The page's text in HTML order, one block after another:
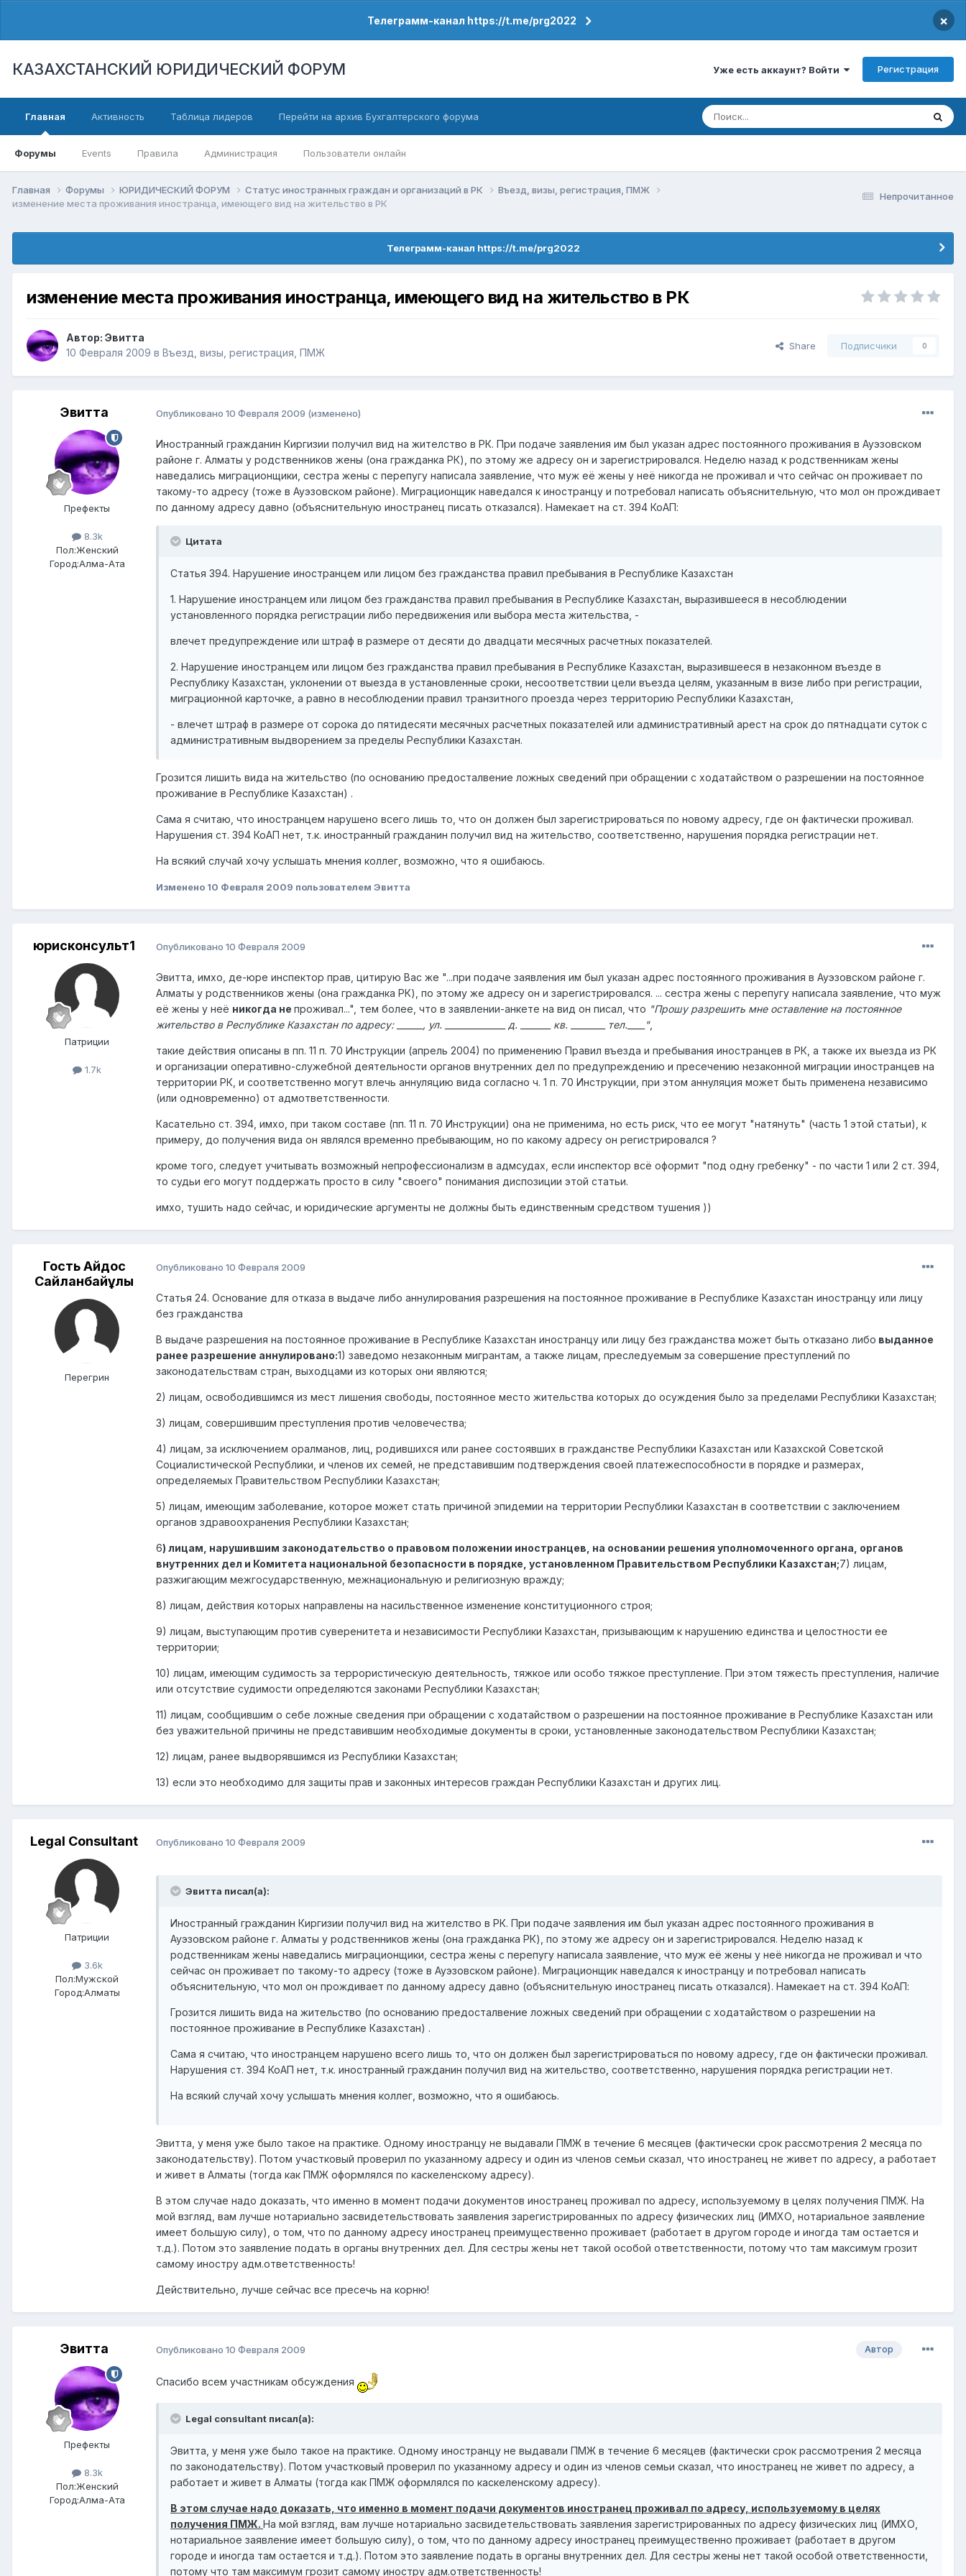
Телеграмм-канал https://t.me/prg2022 ×
КАЗАХСТАНСКИЙ ЮРИДИЧЕСКИЙ ФОРУМ Уже есть аккаунт? Войти Регистрация
Главная
Форумы Events Правила Администрация Пользователи онлайн
Активность Таблица лидеров Перейти на архив Бухгалтерского форума
Непрочитанное
Главная Форумы ЮРИДИЧЕСКИЙ ФОРУМ Статус иностранных граждан и организаций в РК
Въезд, визы, регистрация, ПМЖ
изменение места проживания иностранца, имеющего вид на жительство в РК
Телеграмм-канал https://t.me/prg2022
изменение места проживания иностранца, имеющего вид на жительство в РК
Автор: Эвитта
10 Февраля 2009 в Въезд, визы, регистрация, ПМЖ
Share Подписчики 0
Эвитта
Префекты
8.3k
Пол:Женский
Город:Алма-Ата
Опубликовано 10 Февраля 2009 (изменено)
Иностранный гражданин Киргизии получил вид на жителство в РК. При подаче заявления им был указан адрес постоянного проживания в Ауэзовском
районе г. Алматы у родственников жены (она гражданка РК), по этому же адресу он и зарегистрировался. Неделю назад к родственникам жены
наведались миграционщики, сестра жены с перепугу написала заявление, что муж её жены у неё никогда не проживал и что сейчас он проживает по
такому-то адресу (тоже в Ауэзовском районе). Миграционщик наведался к иностранцу и потребовал написать объяснительную, что мол он прождивает
по данному адресу давно (объяснительную иностранец писать отказался). Намекает на ст. 394 КоАП:
Цитата
Статья 394. Нарушение иностранцем или лицом без гражданства правил пребывания в Республике Казахстан
1. Нарушение иностранцем или лицом без гражданства правил пребывания в Республике Казахстан, выразившееся в несоблюдении
установленного порядка регистрации либо передвижения или выбора места жительства, -
влечет предупреждение или штраф в размере от десяти до двадцати месячных расчетных показателей.
2. Нарушение иностранцем или лицом без гражданства правил пребывания в Республике Казахстан, выразившееся в незаконном въезде в
Республику Казахстан, уклонении от выезда в установленные сроки, несоответствии цели въезда целям, указанным в визе либо при регистрации,
миграционной карточке, а равно в несоблюдении правил транзитного проезда через территорию Республики Казахстан,
- влечет штраф в размере от сорока до пятидесяти месячных расчетных показателей или административный арест на срок до пятнадцати суток с
административным выдворением за пределы Республики Казахстан.
Грозится лишить вида на жительство (по основанию предосталвение ложных сведений при обращении с ходатайством о разрешении на постоянное
проживание в Республике Казахстан) .
Сама я считаю, что иностранцем нарушено всего лишь то, что он должен был зарегистрироваться по новому адресу, где он фактически проживал.
Нарушения ст. 394 КоАП нет, т.к. иностранный гражданин получил вид на жительство, соответственно, нарушения порядка регистрации нет.
На всякий случай хочу услышать мнения коллег, возможно, что я ошибаюсь.
Изменено 10 Февраля 2009 пользователем Эвитта
юрисконсульт1
Патриции
1.7k
Опубликовано 10 Февраля 2009
Эвитта, имхо, де-юре инспектор прав, цитирую Вас же "...при подаче заявления им был указан адрес постоянного проживания в Ауэзовском районе г.
Алматы у родственников жены (она гражданка РК), по этому же адресу он и зарегистрировался. ... сестра жены с перепугу написала заявление, что муж
её жены у неё никогда не проживал...", тем более, что в заявлении-анкете на вид он писал, что "Прошу разрешить мне оставление на постоянное
жительство в Республике Казахстан по адресу: ______, ул. ______________ д. _______ кв. ________ тел.____",
такие действия описаны в пп. 11 п. 70 Инструкции (апрель 2004) по применению Правил въезда и пребывания иностранцев в РК, а также их выезда из РК
и организации оперативно-служебной деятельности органов внутренних дел по предупреждению и пресечению незаконной миграции иностранцев на
территории РК, и соответственно могут влечь аннуляцию вида согласно ч. 1 п. 70 Инструкции, при этом аннуляция может быть применена независимо
(или одновременно) от адмответственности.
Касательно ст. 394, имхо, при таком составе (пп. 11 п. 70 Инструкции) она не применима, но есть риск, что ее могут "натянуть" (часть 1 этой статьи), к
примеру, до получения вида он являлся временно пребывающим, но по какому адресу он регистрировался ?
кроме того, следует учитывать возможный непрофессионализм в адмсудах, если инспектор всё оформит "под одну гребенку" - по части 1 или 2 ст. 394,
то судьи его могут поддержать просто в силу "своего" понимания диспозиции этой статьи.
имхо, тушить надо сейчас, и юридические аргументы не должны быть единственным средством тушения ))
Гость Айдос
Сайланбайұлы
Перегрин
Опубликовано 10 Февраля 2009
Статья 24. Основание для отказа в выдаче либо аннулирования разрешения на постоянное проживание в Республике Казахстан иностранцу или лицу
без гражданства
В выдаче разрешения на постоянное проживание в Республике Казахстан иностранцу или лицу без гражданства может быть отказано либо выданное
ранее разрешение аннулировано:1) заведомо незаконным мигрантам, а также лицам, преследуемым за совершение преступлений по
законодательствам стран, выходцами из которых они являются;
2) лицам, освободившимся из мест лишения свободы, постоянное место жительства которых до осуждения было за пределами Республики Казахстан;
3) лицам, совершившим преступления против человечества;
4) лицам, за исключением оралманов, лиц, родившихся или ранее состоявших в гражданстве Республики Казахстан или Казахской Советской
Социалистической Республики, и членов их семей, не представившим подтверждения своей платежеспособности в порядке и размерах,
определяемых Правительством Республики Казахстан;
5) лицам, имеющим заболевание, которое может стать причиной эпидемии на территории Республики Казахстан в соответствии с заключением
органов здравоохранения Республики Казахстан;
6) лицам, нарушившим законодательство о правовом положении иностранцев, на основании решения уполномоченного органа, органов
внутренних дел и Комитета национальной безопасности в порядке, установленном Правительством Республики Казахстан;7) лицам,
разжигающим межгосударственную, межнациональную и религиозную вражду;
8) лицам, действия которых направлены на насильственное изменение конституционного строя;
9) лицам, выступающим против суверенитета и независимости Республики Казахстан, призывающим к нарушению единства и целостности ее
территории;
10) лицам, имеющим судимость за террористическую деятельность, тяжкое или особо тяжкое преступление. При этом тяжесть преступления, наличие
или отсутствие судимости определяются законами Республики Казахстан;
11) лицам, сообщившим о себе ложные сведения при обращении с ходатайством о разрешении на постоянное проживание в Республике Казахстан или
без уважительной причины не представившим необходимые документы в сроки, установленные законодательством Республики Казахстан;
12) лицам, ранее выдворявшимся из Республики Казахстан;
13) если это необходимо для защиты прав и законных интересов граждан Республики Казахстан и других лиц.
Legal Сonsultant
Патриции
3.6k
Пол:Мужской
Город:Алматы
Опубликовано 10 Февраля 2009
Эвитта писал(а):
Иностранный гражданин Киргизии получил вид на жителство в РК. При подаче заявления им был указан адрес постоянного проживания в
Ауэзовском районе г. Алматы у родственников жены (она гражданка РК), по этому же адресу он и зарегистрировался. Неделю назад к
родственникам жены наведались миграционщики, сестра жены с перепугу написала заявление, что муж её жены у неё никогда не проживал и что
сейчас он проживает по такому-то адресу (тоже в Ауэзовском районе). Миграционщик наведался к иностранцу и потребовал написать
объяснительную, что мол он прождивает по данному адресу давно (объяснительную иностранец писать отказался). Намекает на ст. 394 КоАП:
Грозится лишить вида на жительство (по основанию предосталвение ложных сведений при обращении с ходатайством о разрешении на
постоянное проживание в Республике Казахстан) .
Сама я считаю, что иностранцем нарушено всего лишь то, что он должен был зарегистрироваться по новому адресу, где он фактически проживал.
Нарушения ст. 394 КоАП нет, т.к. иностранный гражданин получил вид на жительство, соответственно, нарушения порядка регистрации нет.
На всякий случай хочу услышать мнения коллег, возможно, что я ошибаюсь.
Эвитта, у меня уже было такое на практике. Одному иностранцу не выдавали ПМЖ в течение 6 месяцев (фактически срок рассмотрения 2 месяца по
законодательству). Потом участковый проверил по указанному адресу и один из членов семьи сказал, что иностранец не живет по адресу, а работает
и живет в Алматы (тогда как ПМЖ оформлялся по каскеленскому адресу).
В этом случае надо доказать, что именно в момент подачи документов иностранец проживал по адресу, используемому в целях получения ПМЖ. На
мой взгляд, вам лучше нотариально засвидетельствовать заявления зарегистрированных по адресу физических лиц (ИМХО, нотариальное заявление
имеет большую силу), о том, что по данному адресу иностранец преимущественно проживает (работает в другом городе и иногда там остается и
т.д.). Потом это заявление подать в органы внутренних дел. Для сестры жены нет такой особой ответственности, потому что там максимум грозит
самому иностру адм.ответственность!
Действительно, лучше сейчас все пресечь на корню!
Эвитта
Префекты
8.3k
Пол:Женский
Город:Алма-Ата
Автор
Опубликовано 10 Февраля 2009
Спасибо всем участникам обсуждения
Legal consultant писал(а):
Эвитта, у меня уже было такое на практике. Одному иностранцу не выдавали ПМЖ в течение 6 месяцев (фактически срок рассмотрения 2 месяца
по законодательству). Потом участковый проверил по указанному адресу и один из членов семьи сказал, что иностранец не живет по адресу, а
работает и живет в Алматы (тогда как ПМЖ оформлялся по каскеленскому адресу).
В этом случае надо доказать, что именно в момент подачи документов иностранец проживал по адресу, используемому в целях
получения ПМЖ. На мой взгляд, вам лучше нотариально засвидетельствовать заявления зарегистрированных по адресу физических лиц (ИМХО,
нотариальное заявление имеет большую силу), о том, что по данному адресу иностранец преимущественно проживает (работает в другом
городе и иногда там остается и т.д.). Потом это заявление подать в органы внутренних дел. Для сестры жены нет такой особой ответственности,
потому что там максимум грозит самому иностру адм.ответственность!